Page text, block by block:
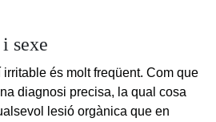
sexe
irritable és molt freqüent. Com que
diagnosi precisa, la qual cosa
lesió orgànica que en